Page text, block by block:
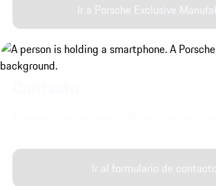
Ir a Porsche Exclusive
Ir al formulario de contacto